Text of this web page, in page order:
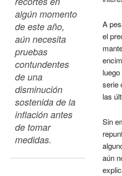
algún momento
de este año,
aún necesita
pruebas
contundentes
de una
disminución
sostenida de la
inflación antes
de tomar
medidas.
A
el
serie
las
Sin
aún